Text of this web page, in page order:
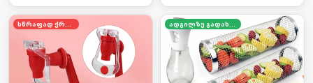
სწრაფად ქრება ადგილზე გადახდა